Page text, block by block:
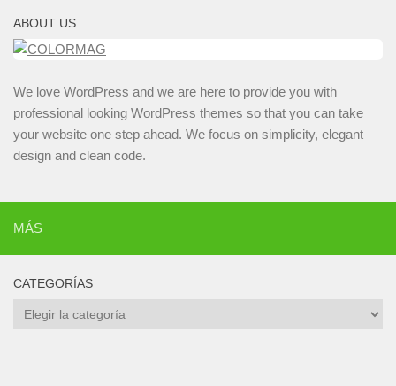
ABOUT US
We love WordPress and we are here to provide you with
professional looking WordPress themes so that you can take
your website one step ahead. We focus on simplicity, elegant
design and clean code.
MÁS
CATEGORÍAS
Categorías